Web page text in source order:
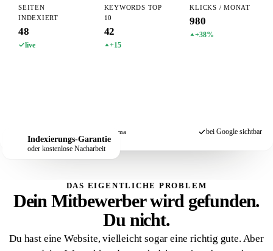
SEITEN
INDEXIERT
48
live
KEYWORDS TOP
10
42
+15
KLICKS / MONAT
980
+38%
Schema bei Google sichtbar
Indexierungs-Garantie
oder kostenlose Nacharbeit
DAS EIGENTLICHE PROBLEM
Dein Mitbewerber wird gefunden.
Du nicht.
Du hast eine Website, vielleicht sogar eine richtig gute. Aber